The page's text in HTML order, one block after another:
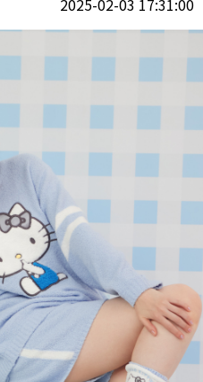
2025-02-03 17:31:00